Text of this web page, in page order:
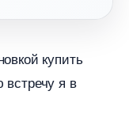
купить
встречу я